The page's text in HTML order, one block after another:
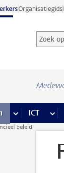
Organisatiegids
Zoek
Zoekterm
meerICT
beleid